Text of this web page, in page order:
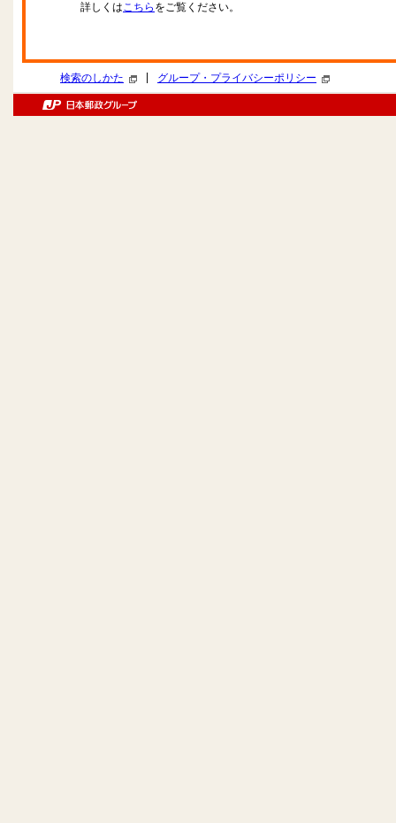
詳しくはこちら をご覧ください。
検索のしかた グループ・プライバシーポリシー